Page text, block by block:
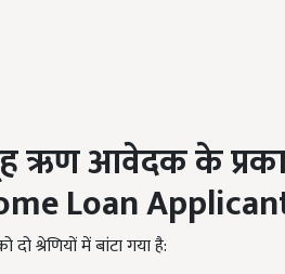
ऋण आवेदक के
Loan
श्रेणियों में बांटा गया है: